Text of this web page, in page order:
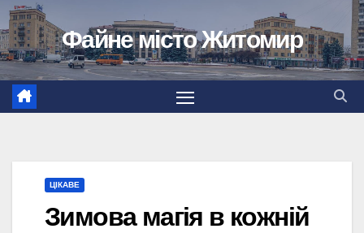
Перейти
до
вмісту
Файне місто Житомир
ЦІКАВЕ
Зимова магія в кожній